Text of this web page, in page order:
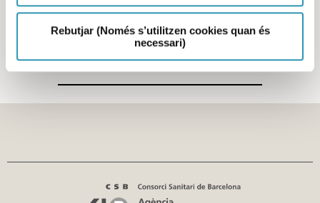
Rebutjar (Només s’utilitzen cookies quan és
necessari)